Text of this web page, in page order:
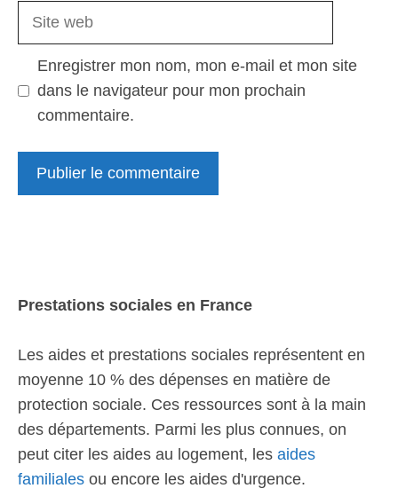
Site
Enregistrer mon nom, mon e-mail et mon site
dans le navigateur pour mon prochain
commentaire.
Prestations sociales en France
Les aides et prestations sociales représentent en
moyenne 10 % des dépenses en matière de
protection sociale. Ces ressources sont à la main
des départements. Parmi les plus connues, on
peut citer les aides au logement, les aides
familiales ou encore les aides d'urgence.